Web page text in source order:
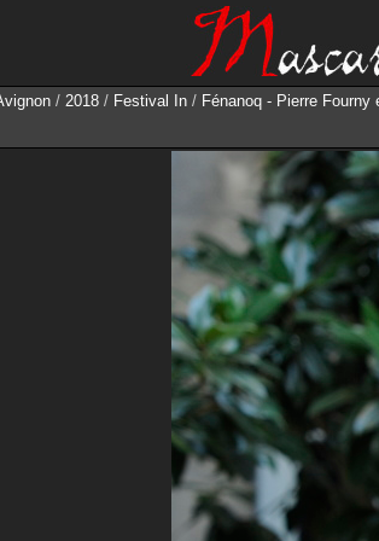
/ 2018 / Festival In / Fénanoq - Pierre Fourny